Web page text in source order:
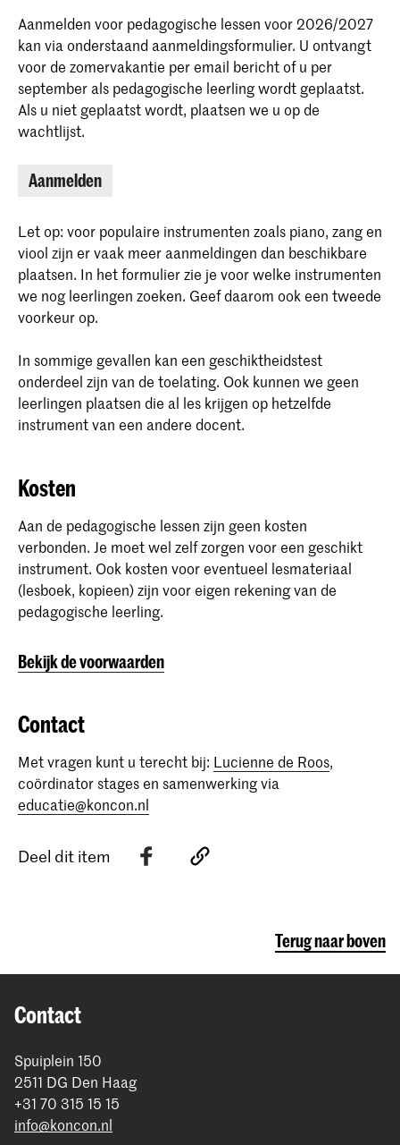
Aanmelden voor pedagogische lessen voor 2026/2027
kan via onderstaand aanmeldingsformulier. U ontvangt
voor de zomervakantie per email bericht of u per
september als pedagogische leerling wordt geplaatst.
Als u niet geplaatst wordt, plaatsen we u op de
wachtlijst.
Aanmelden
Let op: voor populaire instrumenten zoals piano, zang en
viool zijn er vaak meer aanmeldingen dan beschikbare
plaatsen. In het formulier zie je voor welke instrumenten
we nog leerlingen zoeken. Geef daarom ook een tweede
voorkeur op.
In sommige gevallen kan een geschiktheidstest
onderdeel zijn van de toelating. Ook kunnen we geen
leerlingen plaatsen die al les krijgen op hetzelfde
instrument van een andere docent.
Kosten
Aan de pedagogische lessen zijn geen kosten
verbonden. Je moet wel zelf zorgen voor een geschikt
instrument. Ook kosten voor eventueel lesmateriaal
(lesboek, kopieen) zijn voor eigen rekening van de
pedagogische leerling.
Bekijk de voorwaarden
Contact
Met vragen kunt u terecht bij: Lucienne de Roos,
coördinator stages en samenwerking via
educatie@koncon.nl
Deel dit item
Terug naar boven
Contact
Spuiplein 150
2511 DG Den Haag
+31 70 315 15 15
info@koncon.nl